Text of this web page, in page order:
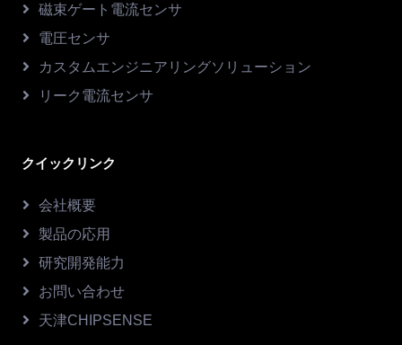
磁束ゲート電流センサ
電圧センサ
カスタムエンジニアリングソリューション
リーク電流センサ
クイックリンク
会社概要
製品の応用
研究開発能力
お問い合わせ
天津CHIPSENSE